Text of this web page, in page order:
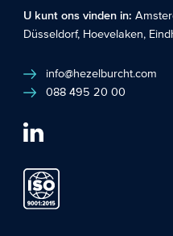
U kunt ons vinden in:
Düsseldorf, Hoevelaken,
info@hezelburcht.com
088 495 20 00